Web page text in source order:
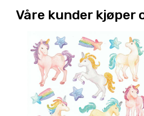
Våre kunder kjøper